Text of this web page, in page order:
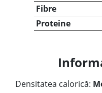
Fibre
Proteine
Densitatea calorică: